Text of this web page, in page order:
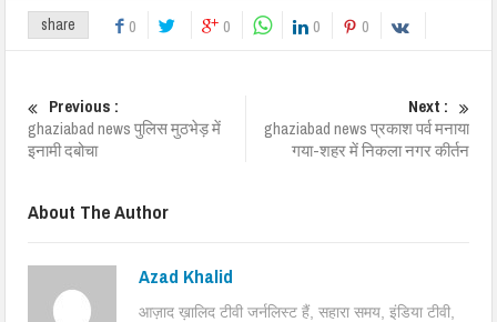
share 0 0 0 0
Previous :
ghaziabad news पुलिस मुठभेड़ में
इनामी दबोचा
Next :
ghaziabad news प्रकाश पर्व मनाया
गया-शहर में निकला नगर कीर्तन
About The Author
Azad Khalid
आज़ाद ख़ालिद टीवी जर्नलिस्ट हैं, सहारा समय, इंडिया टीवी,